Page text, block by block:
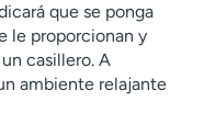
que se ponga
le proporcionan y
casillero. A
ambiente relajante